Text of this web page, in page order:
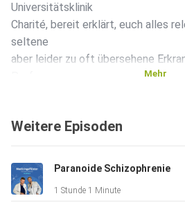
Universitätsklinik
Charité, bereit erklärt, euch alles
seltene
aber leider zu oft übersehene
besitzt auch die Fähigkeit,
zu erklären.
Mehr
Weitere Episoden
Paranoide Schizophrenie
1 Stunde 1 Minute